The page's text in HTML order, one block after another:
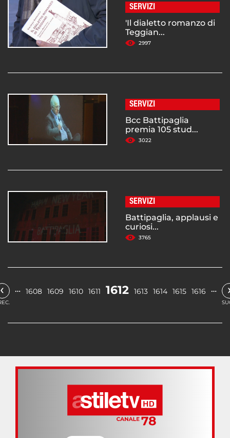
SERVIZI
'Il dialetto romanzo di
Teggian...
2997
SERVIZI
Bcc Battipaglia
premia 105 stud...
3022
SERVIZI
Battipaglia, applausi e
curiosi...
3765
‹ … 1608 1609 1610 1611 1612 1613 1614 1615 1616 …